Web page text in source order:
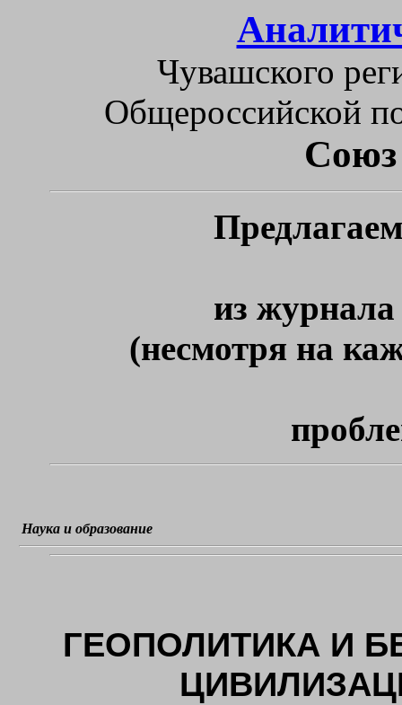
Чувашского
Общероссийской
Союз
из журнала
(несмотря на
Наука и образование
ГЕОПОЛИТИКА И